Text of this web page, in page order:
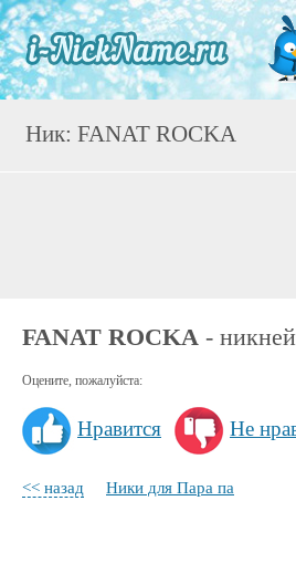
Ник: FANAT ROCKA
FANAT ROCKA -
Оцените, пожалуйста:
Нравится Не
<< назад Ники для Пара па